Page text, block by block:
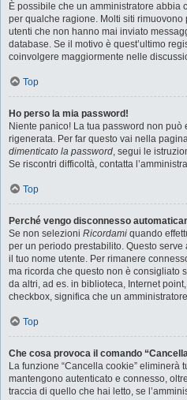
È possibile che un amministratore abbia
per qualche ragione. Molti siti
utenti che non hanno mai inviato
database. Se il motivo è quest’ultimo
coinvolgere maggiormente nelle
Top
Ho perso la mia password!
Niente panico! La tua password non
rigenerata. Per far questo vai nella
dimenticato la password, segui le
Se riscontri difficoltà, contatta
Top
Perché vengo disconnesso
Se non selezioni Ricordami quando
per un periodo prestabilito. Questo
il tuo nome utente. Per rimanere
ma ricorda che questo non è consigliato
da altri, ad es. in biblioteca, Internet
checkbox, significa che un
Top
Che cosa provoca il comando
La funzione “Cancella cookie” eliminerà
mantengono autenticato e connesso,
traccia di quello che hai letto, se